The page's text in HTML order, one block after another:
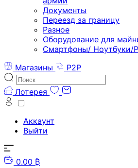
Документы
Переезд за границу
Разное
Оборудование для
Смартфоны/ Ноутбуки/
Магазины
P2P
Лотерея
Аккаунт
Выйти
0.00 ₿